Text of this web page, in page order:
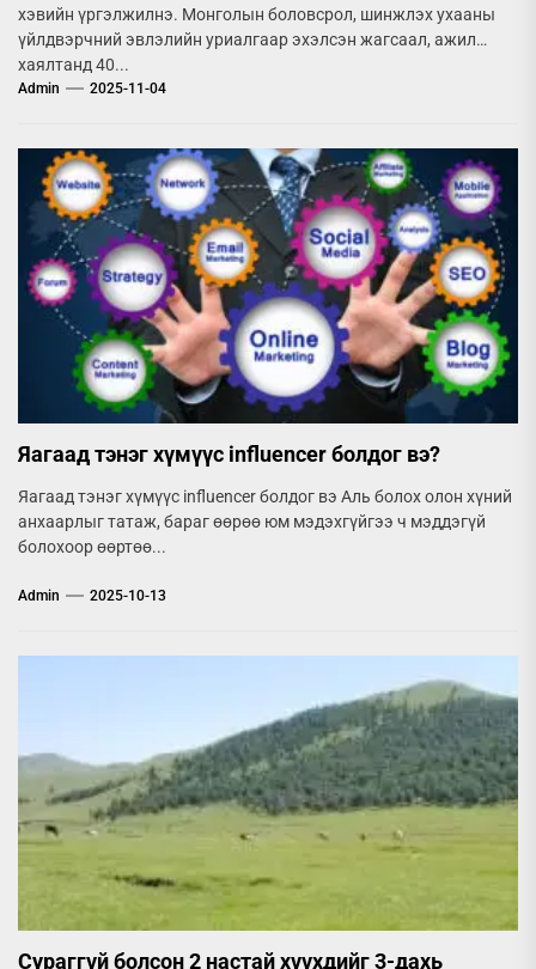
хэвийн үргэлжилнэ. Монголын боловсрол, шинжлэх ухааны
үйлдвэрчний эвлэлийн уриалгаар эхэлсэн жагсаал, ажил
хаялтанд 40...
Admin 2025-11-04
Яагаад тэнэг хүмүүс influencer болдог вэ?
Яагаад тэнэг хүмүүс influencer болдог вэ Аль болох олон хүний
анхаарлыг татаж, бараг өөрөө юм мэдэхгүйгээ ч мэддэгүй
болохоор өөртөө...
Admin 2025-10-13
Сураггүй болсон 2 настай хүүхдийг 3-дахь